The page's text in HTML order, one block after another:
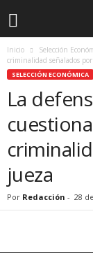
Inicio Selección
criminalidad señalados
SELECCIÓN ECONÓMICA
La
jueza
Por Redacción - 28